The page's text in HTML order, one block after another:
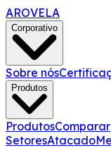
AROVELA
Corporativo
Sobre nós
Produtos
ProdutosComparar
SetoresAtacado